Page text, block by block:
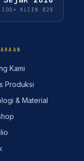
300+ KLIEN B2B
Kami
Produksi
& Material